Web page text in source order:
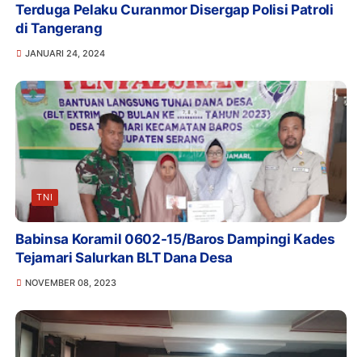
Terduga Pelaku Curanmor Disergap Polisi Patroli
di Tangerang
JANUARI 24, 2024
TNI
Babinsa Koramil 0602-15/Baros Dampingi Kades
Tejamari Salurkan BLT Dana Desa
NOVEMBER 08, 2023